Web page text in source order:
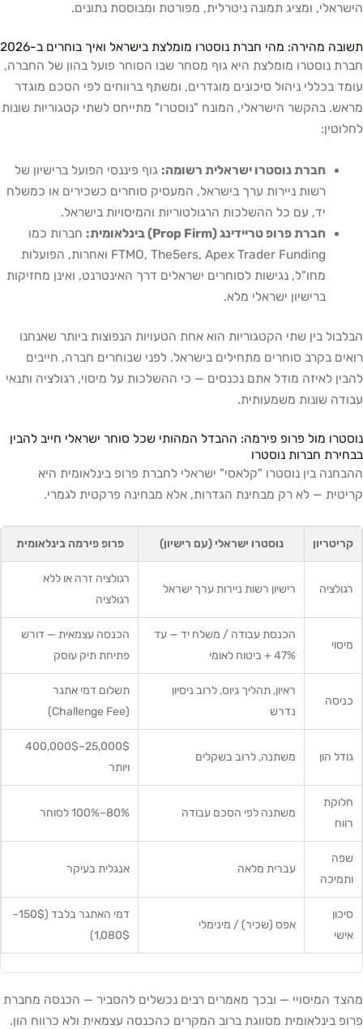
הישראלי, ומציג תמונה ניטרלית, מפורטת ומבוססת נתונים.
תשובה מהירה: מהי חברת נוסטרו מומלצת בישראל ואיך בוחרים ב-2026
חברת נוסטרו מומלצת היא גוף מסחר שבו הסוחר פועל בהון של החברה,
עומד בכללי ניהול סיכונים מוגדרים, ומשתף ברווחים לפי הסכם מוגדר
מראש. בהקשר הישראלי, המונח "נוסטרו" מתייחס לשתי קטגוריות שונות
לחלוטין:
חברת נוסטרו ישראלית רשומה: גוף פיננסי הפועל ברישיון של
רשות ניירות ערך בישראל, המעסיק סוחרים כשכירים או כמשלח
יד, עם כל ההשלכות הרגולטוריות והמיסויות בישראל.
חברת פרופ טריידינג (Prop Firm) בינלאומית:
חברות כמו
FTMO, The5ers, Apex Trader Funding ואחרות, הפועלות
מחו"ל, נגישות לסוחרים ישראלים דרך האינטרנט, ואינן מחזיקות
ברישיון ישראלי מלא.
הבלבול בין שתי הקטגוריות הוא אחת הטעויות הנפוצות ביותר שאנחנו
רואים בקרב סוחרים מתחילים בישראל. לפני שבוחרים חברה, חייבים
להבין לאיזה מודל אתם נכנסים — כי ההשלכות על מיסוי, רגולציה ותנאי
עבודה שונות משמעותית.
נוסטרו מול פרופ פירמה: ההבדל המהותי שכל סוחר ישראלי חייב להבין
בבחירת חברות נוסטרו
ההבחנה בין נוסטרו "קלאסי" ישראלי לחברת פרופ בינלאומית היא
קריטית — לא רק מבחינת הגדרות, אלא מבחינה פרקטית לגמרי.
קריטריון נוסטרו ישראלי (עם רישיון) פרופ פירמה בינלאומית
רגולציה רישיון רשות ניירות ערך ישראל
רגולציה זרה או ללא
רגולציה
מיסוי
הכנסת עבודה / משלח יד — עד
47% + ביטוח לאומי
הכנסה עצמאית — דורש
פתיחת תיק עוסק
כניסה
ראיון, תהליך גיוס, לרוב ניסיון
נדרש
תשלום דמי אתגר
(Challenge Fee)
גודל הון משתנה, לרוב בשקלים
25,000$–400,000$
ויותר
חלוקת
רווח
משתנה לפי הסכם עבודה 80%–100% לסוחר
שפה
ותמיכה
עברית מלאה אנגלית בעיקר
סיכון
אישי
אפס (שכיר) / מינימלי
דמי האתגר בלבד (150$–
1,080$)
מהצד המיסויי — ובכך מאמרים רבים נכשלים להסביר — הכנסה מחברת
פרופ בינלאומית מסווגת ברוב המקרים כהכנסה עצמאית ולא כרווח הון.